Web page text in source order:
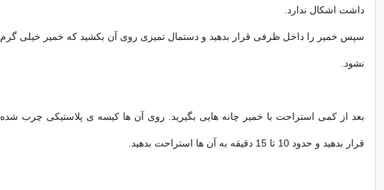
داشت اشكال ندارد.
سپس خمیر را داخل ظرفی قرار بدهید و دستمال تميزی روی آن بكشيد كه خمير خيلی گرم
نشود.
بعد از کمی استراحت با خمیر چانه هایی بگیرید. روی آن ها کیسه ی پلاستیکی چرب شده
قرار بدهید و حدود 10 تا 15 دقیقه به آن ها استراحت بدهید.